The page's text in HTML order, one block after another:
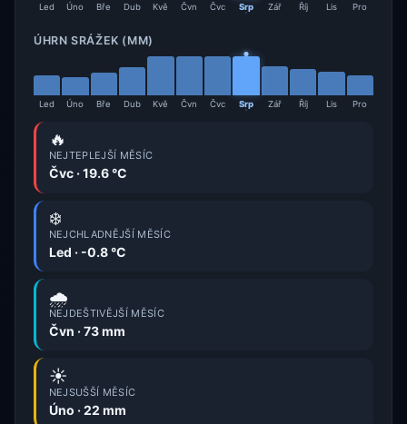
Led Úno Bře Dub Kvě Čvn Čvc Srp Zář Říj Lis Pro
ÚHRN SRÁŽEK (MM)
Led Úno Bře Dub Kvě Čvn Čvc Srp Zář Říj Lis Pro
🔥
NEJTEPLEJŠÍ MĚSÍC
Čvc · 19.6 °C
❄️
NEJCHLADNĚJŠÍ MĚSÍC
Led · -0.8 °C
🌧️
NEJDEŠTIVĚJŠÍ MĚSÍC
Čvn · 73 mm
☀️
NEJSUŠŠÍ MĚSÍC
Úno · 22 mm